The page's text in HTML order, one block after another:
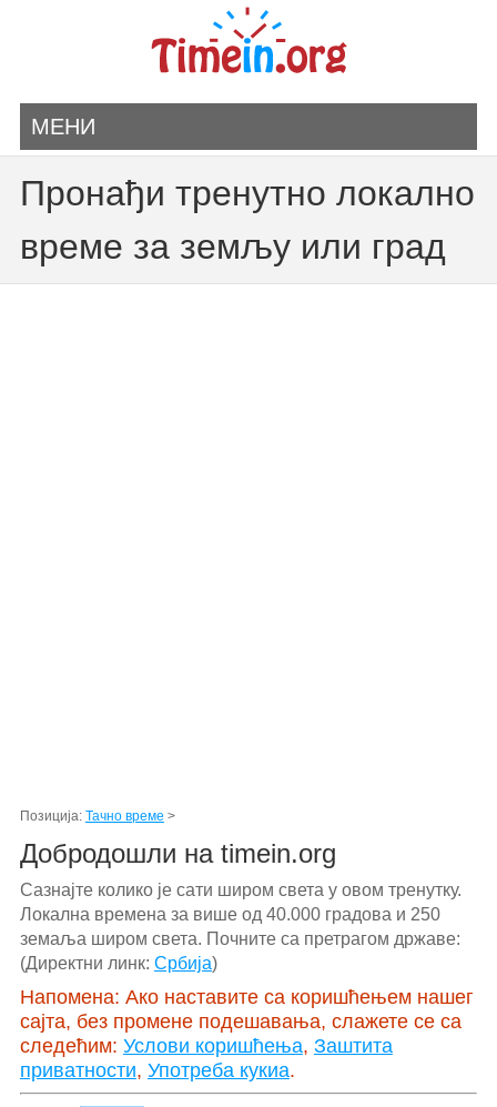
МЕНИ
Пронађи тренутно локално
време за земљу или град
Позиција: Тачно време >
Добродошли на timein.org
Сазнајте колико је сати широм света у овом тренутку.
Локална времена за више од 40.000 градова и 250
земаља широм света. Почните са претрагом државе:
(Директни линк: Србија)
Напомена: Ако наставите са коришћењем нашег
сајта, без промене подешавања, слажете се са
следећим: Услови коришћења, Заштита
приватности, Употреба кукиа.